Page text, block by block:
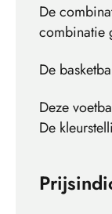
De
combinatie
De
Deze
De